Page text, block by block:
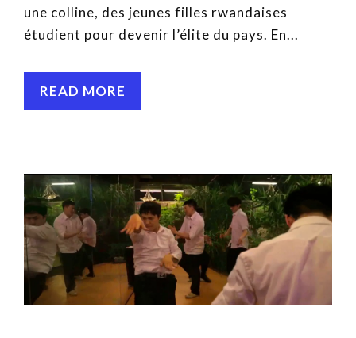
une colline, des jeunes filles rwandaises
étudient pour devenir l’élite du pays. En...
READ MORE